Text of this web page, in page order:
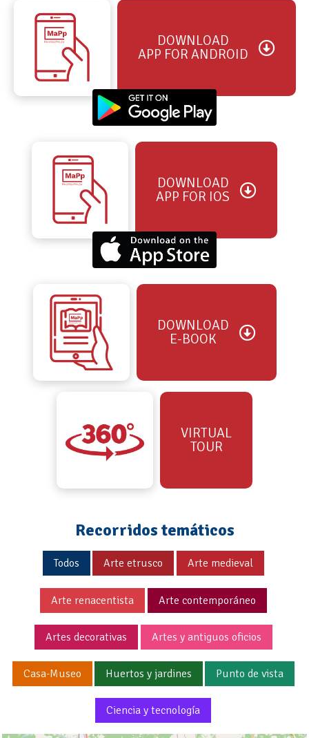
DOWNLOAD
APP FOR ANDROID
DOWNLOAD
APP FOR IOS
DOWNLOAD
E-BOOK
VIRTUAL
TOUR
Recorridos temáticos
Todos Arte etrusco Arte medieval
Arte renacentista Arte contemporáneo
Artes decorativas Artes y antiguos oficios
Casa-Museo Huertos y jardines Punto de vista
Ciencia y tecnología